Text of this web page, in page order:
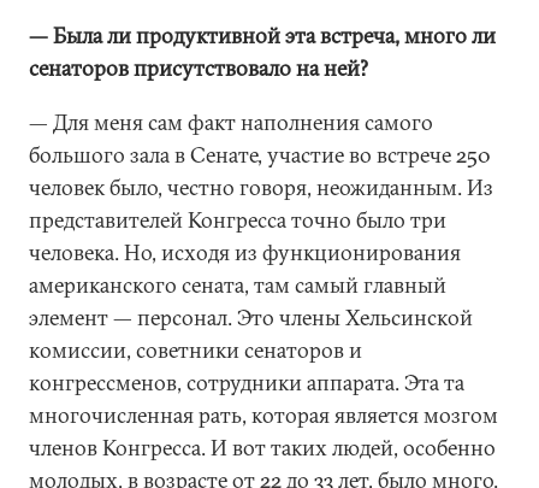
— Была ли продуктивной эта встреча, много ли
сенаторов присутствовало на ней?
— Для меня сам факт наполнения самого
большого зала в Сенате, участие во встрече 250
человек было, честно говоря, неожиданным. Из
представителей Конгресса точно было три
человека. Но, исходя из функционирования
американского сената, там самый главный
элемент — персонал. Это члены Хельсинской
комиссии, советники сенаторов и
конгрессменов, сотрудники аппарата. Эта та
многочисленная рать, которая является мозгом
членов Конгресса. И вот таких людей, особенно
молодых, в возрасте от 22 до 33 лет, было много.